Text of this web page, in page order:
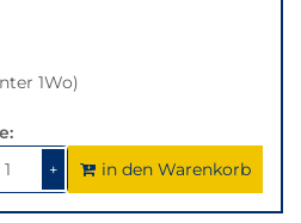
1Wo)
+1um
1
erhöhen
in den Warenkorb